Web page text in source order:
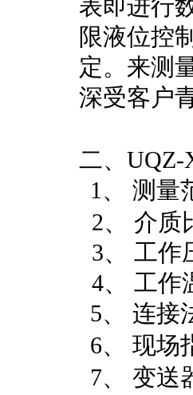
表即进行
限液位控
定。 来测
深受客户
二、 UQZ-
1、
测量
2、
介质
3、
工作
4、
工作
5、
连接
6、
现场
7、
变送